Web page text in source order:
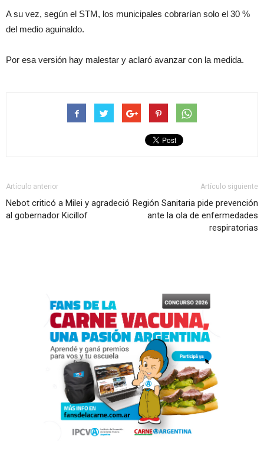
A su vez, según el STM, los municipales cobrarían solo el 30 %
del medio aguinaldo.
Por esa versión hay malestar y aclaró avanzar con la medida.
Artículo anterior
Nebot criticó a Milei y agradeció
al gobernador Kicillof
Artículo siguiente
Región Sanitaria pide prevención
ante la ola de enfermedades
respiratorias